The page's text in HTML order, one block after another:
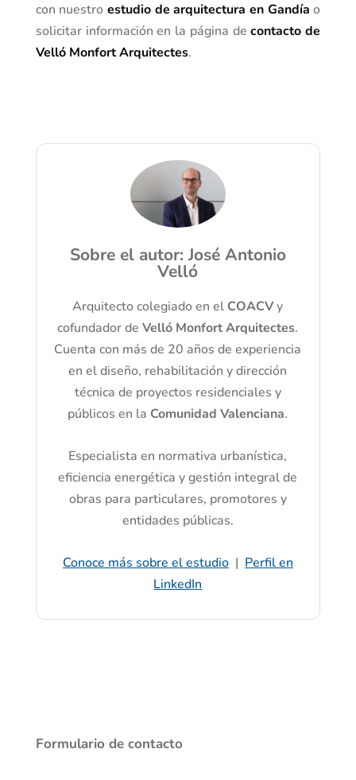
con nuestroestudio de arquitectura en Gandía o
solicitar información en la página decontacto de
Velló Monfort Arquitectes.
Sobre el autor: José Antonio
Velló
Arquitecto colegiado en el COACVy
cofundador deVelló Monfort Arquitectes.
Cuenta con más de 20 años de experiencia
en el diseño, rehabilitación y dirección
técnica de proyectos residenciales y
públicos en la Comunidad Valenciana.
Especialista en normativa urbanística,
eficiencia energética y gestión integral de
obras para particulares, promotores y
entidades públicas.
Conoce más sobre el estudio| Perfil en
LinkedIn
Formulario de contacto